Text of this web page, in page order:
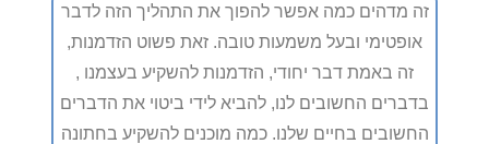
זה מדהים כמה אפשר להפוך את התהליך הזה לדבר
אופטימי ובעל משמעות טובה. זאת פשוט הזדמנות,
זה באמת דבר יחודי, הזדמנות להשקיע בעצמנו ,
בדברים החשובים לנו, להביא לידי ביטוי את הדברים
החשובים בחיים שלנו. כמה מוכנים להשקיע בחתונה